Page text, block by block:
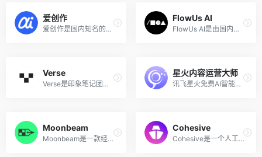
爱创作
爱创作是国内知名的新闻平台「ZAKER」推出的AI内容创作工具，可帮助用户一键生成文章、营销文本、配图与短视频等多类型内容，用户可以免费进行20次的内容创作次数。
FlowUs AI
FlowUs AI是由国内的在线知识管理与文档协作平台FlowUs息流推出的AI创作助手，旨在通过智能化的工具提高用户的工作效率和学习效果。类似于Notion AI，集成在其模块化笔记文档平台中，提供包括AI写作、文本处理、代码处理、AI翻译、表格处理以及LaTex公式处理等AI功能。
Verse
Verse是印象笔记团队推出的类似于Notion的模块化文档写作工具，目前Verse已接入了「印象AI」的能力，成为即开即用、全平台覆盖的新一代AI写作工具。你可以将Verse作为你的工作台、知识库，甚至是云大脑，使用Verse灵感自动产生，文章一键生成，创作领先一步。
星火内容运营大师
讯飞星火免费AI智能写作和内容运营工具
Moonbeam
Moonbeam是一款经过专门训练的人工智能写作助手，可以帮助你撰写论文、故事、文章、博客和其他长篇内容。该工具免费版提供30,000个单词的额度，付费版Pro 15 美金每月。
Cohesive
Cohesive是一个人工智能文案内容创作工具，旨在帮助创建、完善、编辑和发布各种类型的文案内容。该工具为不同类型的内容提供了50多个模板，如SEO友好型博客、LinkedIn帖子、吸引人的故事、Instagram标题、Twitter推文和演示幻灯片。